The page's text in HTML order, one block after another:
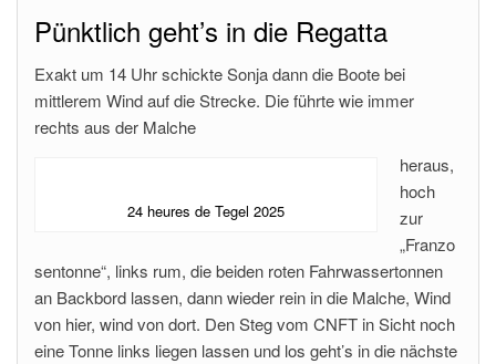
Pünktlich geht’s in die Regatta
Exakt um 14 Uhr schickte Sonja dann die Boote bei
mittlerem Wind auf die Strecke. Die führte wie immer
rechts aus der Malche
24 heures de Tegel 2025
heraus,
hoch
zur
„Franzo
sentonne“, links rum, die beiden roten Fahrwassertonnen
an Backbord lassen, dann wieder rein in die Malche, Wind
von hier, wind von dort. Den Steg vom CNFT in Sicht noch
eine Tonne links liegen lassen und los geht’s in die nächste